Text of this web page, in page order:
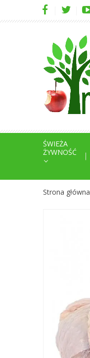
ŚWIEŻA
ŻYWNOŚĆ
Strona główna